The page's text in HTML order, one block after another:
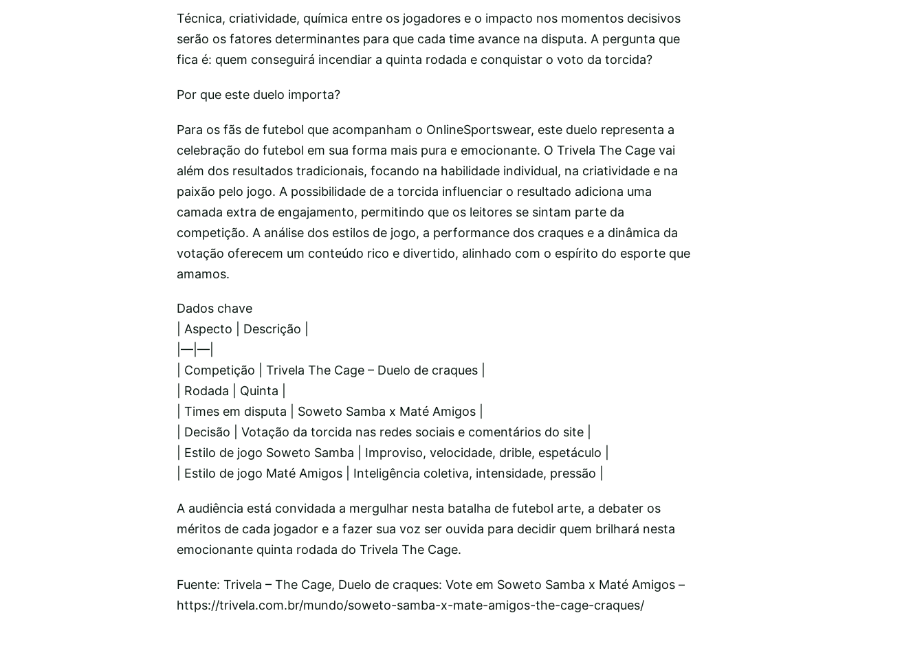
Técnica, criatividade, química entre os jogadores e o impacto nos momentos decisivos
serão os fatores determinantes para que cada time avance na disputa. A pergunta que
fica é: quem conseguirá incendiar a quinta rodada e conquistar o voto da torcida?
Por que este duelo importa?
Para os fãs de futebol que acompanham o OnlineSportswear, este duelo representa a
celebração do futebol em sua forma mais pura e emocionante. O Trivela The Cage vai
além dos resultados tradicionais, focando na habilidade individual, na criatividade e na
paixão pelo jogo. A possibilidade de a torcida influenciar o resultado adiciona uma
camada extra de engajamento, permitindo que os leitores se sintam parte da
competição. A análise dos estilos de jogo, a performance dos craques e a dinâmica da
votação oferecem um conteúdo rico e divertido, alinhado com o espírito do esporte que
amamos.
Dados chave
| Aspecto | Descrição |
|—|—|
| Competição | Trivela The Cage – Duelo de craques |
| Rodada | Quinta |
| Times em disputa | Soweto Samba x Maté Amigos |
| Decisão | Votação da torcida nas redes sociais e comentários do site |
| Estilo de jogo Soweto Samba | Improviso, velocidade, drible, espetáculo |
| Estilo de jogo Maté Amigos | Inteligência coletiva, intensidade, pressão |
A audiência está convidada a mergulhar nesta batalha de futebol arte, a debater os
méritos de cada jogador e a fazer sua voz ser ouvida para decidir quem brilhará nesta
emocionante quinta rodada do Trivela The Cage.
Fuente: Trivela – The Cage, Duelo de craques: Vote em Soweto Samba x Maté Amigos –
https://trivela.com.br/mundo/soweto-samba-x-mate-amigos-the-cage-craques/